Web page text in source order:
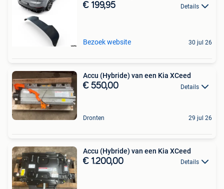
€ 199,95 Details
Bezoek website 30 jul 26
Accu (Hybride) van een Kia XCeed
€ 550,00 Details
Dronten 29 jul 26
Accu (Hybride) van een Kia XCeed
€ 1.200,00 Details